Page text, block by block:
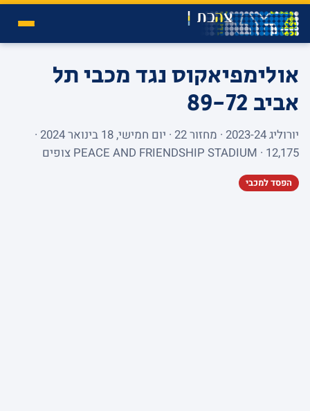
אולימפיאקוס נגד מכבי תל
אביב 89-72
יורוליג 2023-24 · מחזור 22 · יום חמישי, 18 בינואר 2024 ·
PEACE AND FRIENDSHIP STADIUM · 12,175 צופים
הפסד למכבי